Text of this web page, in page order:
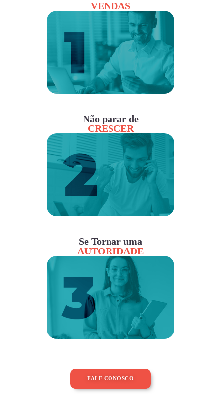
VENDAS
Não parar de
CRESCER
Se Tornar uma
AUTORIDADE
FALE CONOSCO